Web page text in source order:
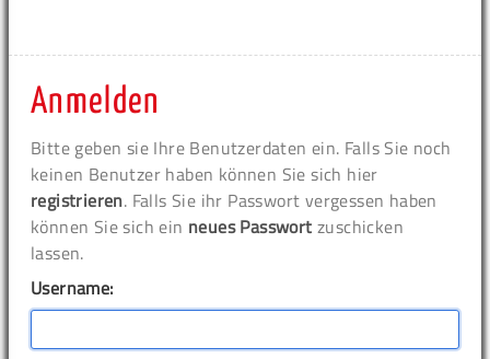
Anmelden
Bitte geben sie Ihre Benutzerdaten ein. Falls Sie noch
keinen Benutzer haben können Sie sich hier
registrieren. Falls Sie ihr Passwort vergessen haben
können Sie sich ein neues Passwort zuschicken
lassen.
Username: